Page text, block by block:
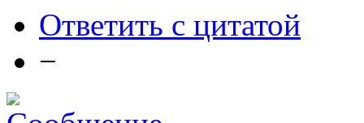
Ответить с цитатой
−